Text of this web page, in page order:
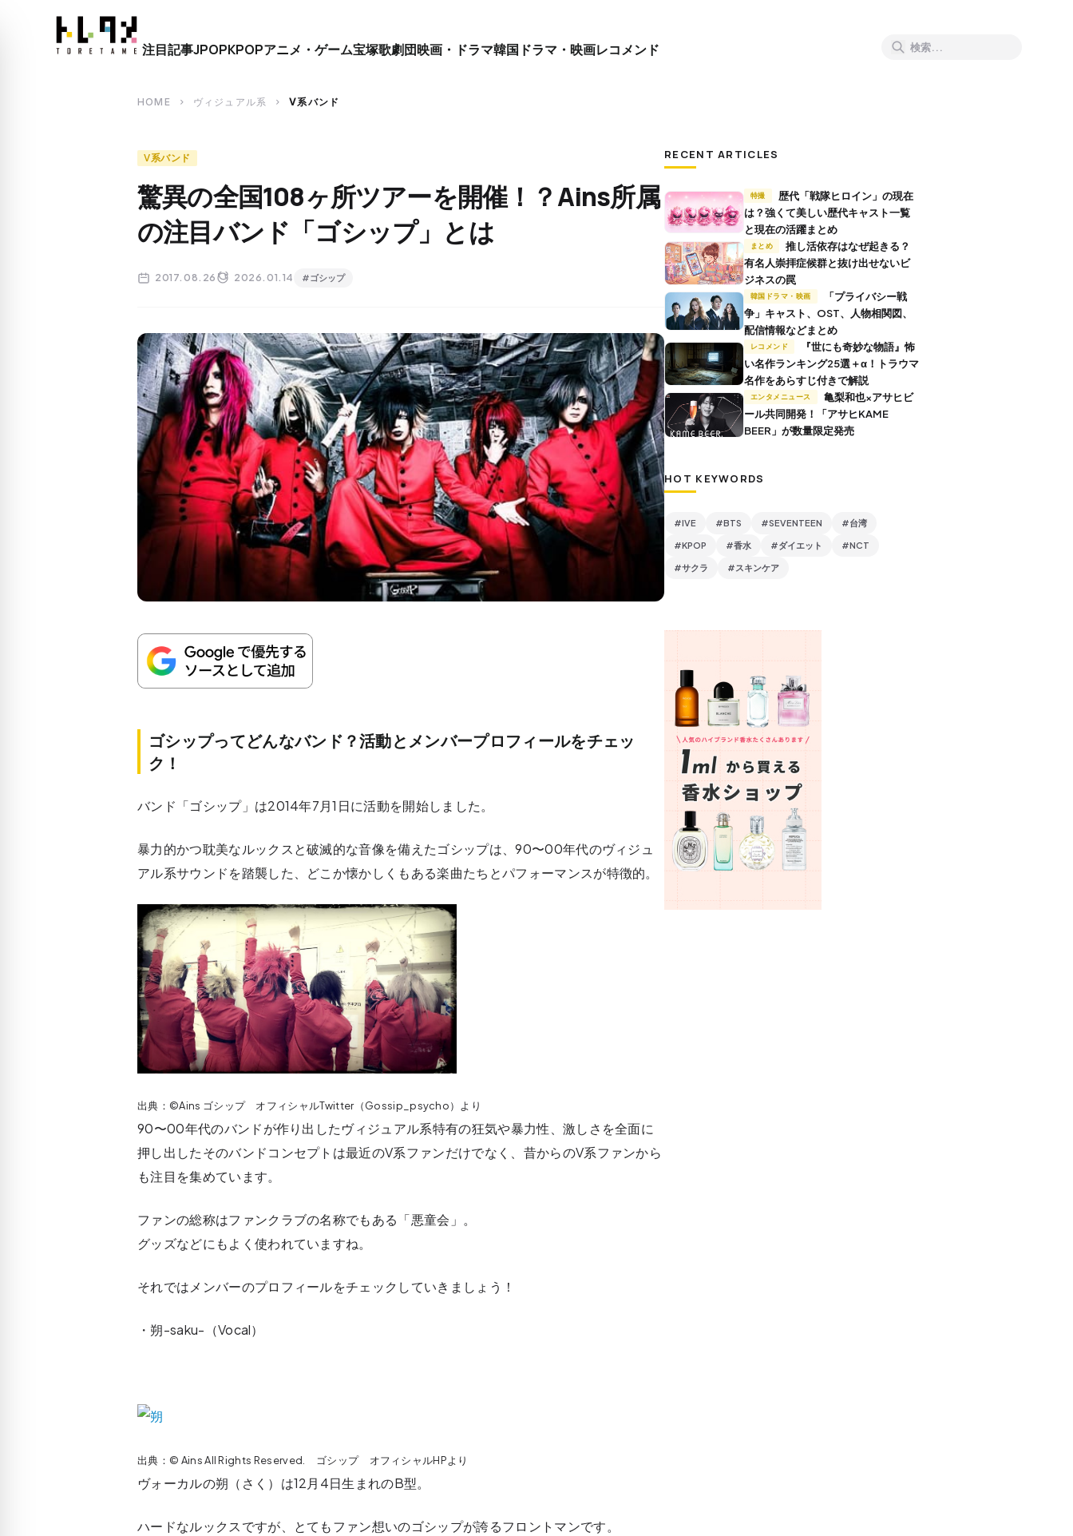
close
注目記事JPOPKPOPアニメ・ゲーム宝塚歌劇団映画・ドラマ韓国ドラマ・映画レコメンド
HOME chevron_right ヴィジュアル系 chevron_right V系バンド
V系バンド
驚異の全国108ヶ所ツアーを開催！？Ains所属
の注目バンド「ゴシップ」とは
2017.08.26 2026.01.14 #ゴシップ
ゴシップってどんなバンド？活動とメンバープロフィールをチェッ
ク！
バンド「ゴシップ」は2014年7月1日に活動を開始しました。
暴力的かつ耽美なルックスと破滅的な音像を備えたゴシップは、90〜00年代のヴィジュ
アル系サウンドを踏襲した、どこか懐かしくもある楽曲たちとパフォーマンスが特徴的。
出典：©Ains ゴシップ オフィシャルTwitter（Gossip_psycho）より
90〜00年代のバンドが作り出したヴィジュアル系特有の狂気や暴力性、激しさを全面に
押し出したそのバンドコンセプトは最近のV系ファンだけでなく、昔からのV系ファンから
も注目を集めています。
ファンの総称はファンクラブの名称でもある「悪童会」。
グッズなどにもよく使われていますね。
それではメンバーのプロフィールをチェックしていきましょう！
・朔-saku-（Vocal）
出典：© Ains All Rights Reserved. ゴシップ オフィシャルHPより
ヴォーカルの朔（さく）は12月4日生まれのB型。
ハードなルックスですが、とてもファン想いのゴシップが誇るフロントマンです。
RECENT ARTICLES
特撮
は？強くて美しい歴代キャスト一覧
と現在の活躍まとめ
まとめ
推し活依存はなぜ起きる？
有名人崇拝症候群と抜け出せないビ
ジネスの罠
韓国ドラマ・映画
争」キャスト、OST、人物相関図、
配信情報などまとめ
レコメンド
い名作ランキング25選＋α！トラウマ
名作をあらすじ付きで解説
エンタメニュース
ール共同開発！「アサヒKAME
BEER」が数量限定発売
HOT KEYWORDS
#IVE #BTS #SEVENTEEN #台湾
#KPOP #香水 #ダイエット #NCT
#サクラ #スキンケア